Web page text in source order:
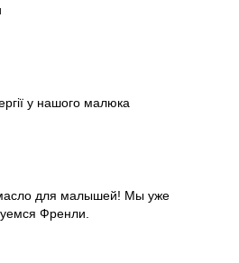
у нашого малюка
для малышей! Мы уже
Френли.